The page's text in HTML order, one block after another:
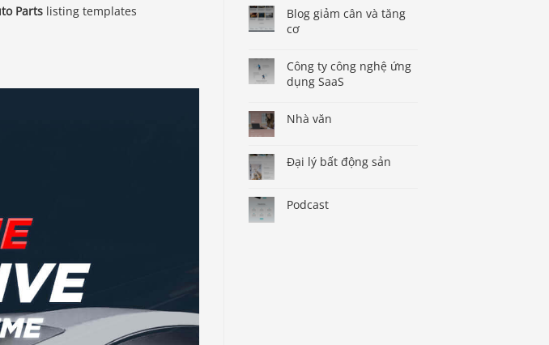
Parts listing templates
Blog giảm cân và tăng
cơ
Công ty công nghệ ứng
dụng SaaS
Nhà văn
Đại lý bất động sản
Podcast